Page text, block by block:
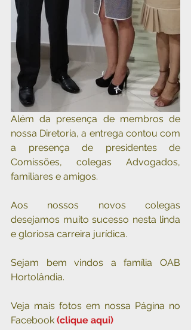
Além da presença de membros de
nossa Diretoria, a entrega contou com
a presença de presidentes de
Comissões, colegas Advogados,
familiares e amigos.
Aos nossos novos colegas
desejamos muito sucesso nesta linda
e gloriosa carreira jurídica.
Sejam bem vindos a família OAB
Hortolândia.
Veja mais fotos em nossa Página no
Facebook (clique aqui)